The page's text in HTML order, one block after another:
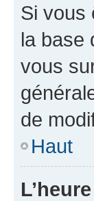
Si vous
la base
vous
de
Haut